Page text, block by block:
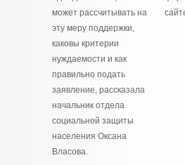
может рассчитывать на
эту меру поддержки,
каковы критерии
нуждаемости и как
правильно подать
заявление, рассказала
начальник отдела
социальной защиты
населения Оксана
Власова.